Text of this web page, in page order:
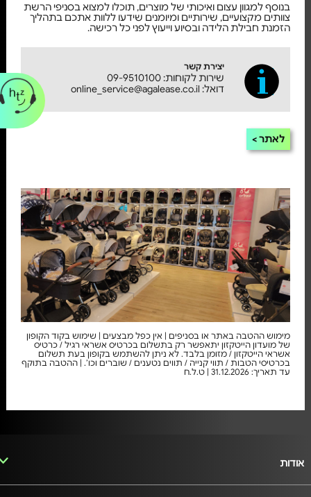
בנוסף למגוון עצום ואיכותי של מוצרים, תוכלו למצוא בסניפי הרשת
צוותים מקצועיים, שירותיים ומיומנים שידעו ללוות אתכם בתהליך
הזמנת חבילת הלידה ובסיוע וייעוץ לפני כל רכישה.
יצירת קשר
שירות לקוחות: 09-9510100
דואל: online_service@agalease.co.il
לאתר
מימוש ההטבה באתר או בסניפים | אין כפל מבצעים | שימוש בקוד הקופון
של מועדון הייטקזון יתאפשר רק בתשלום בכרטיס אשראי רגיל / כרטיס
אשראי הייטקזון / מזומן בלבד. לא ניתן להשתמש בקופון בעת תשלום
בכרטיסי הטבות / תווי קנייה / תווים נטענים / שוברים וכו’. | ההטבה בתוקף
עד תאריך: 31.12.2026 | ט.ל.ח
אודות